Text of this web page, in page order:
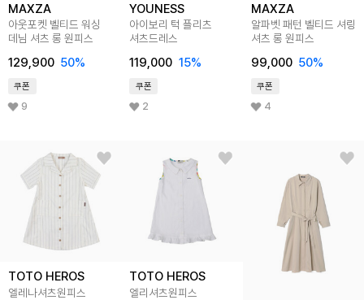
MAXZA
아웃포켓 벨티드 워싱
데님 셔츠 롱 원피스
129,900 50%
쿠폰
9
YOUNESS
아이보리 턱 플리츠
셔츠드레스
119,000 15%
쿠폰
2
MAXZA
알파벳 패턴 벨티드 셔링
셔츠 롱 원피스
99,000 50%
쿠폰
4
TOTO HEROS
엘레나셔츠원피스
TOTO HEROS
엘리셔츠원피스